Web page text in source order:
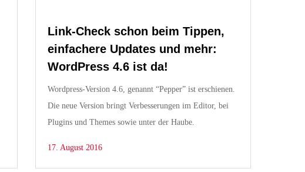
Link-Check schon beim Tippen,
einfachere Updates und mehr:
WordPress 4.6 ist da!
Wordpress-Version 4.6, genannt “Pepper” ist erschienen.
Die neue Version bringt Verbesserungen im Editor, bei
Plugins und Themes sowie unter der Haube.
17. August 2016